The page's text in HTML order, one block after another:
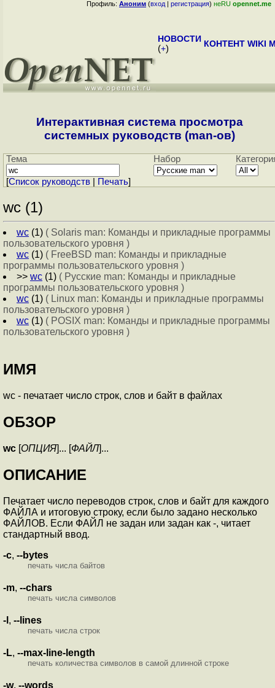
Профиль: Аноним (вход | регистрация) неRU opennet.me
НОВОСТИ
(+) КОНТЕНТ WIKI
Интерактивная система просмотра
системных руководств (man-ов)
Тема Набор
[Cписок руководств Печать]
wc (1)
wc (1) ( Solaris man: Команды и прикладные программы
пользовательского уровня )
wc (1) ( FreeBSD man: Команды и прикладные
программы пользовательского уровня )
>> wc (1) ( Русские man: Команды и прикладные
программы пользовательского уровня )
wc (1) ( Linux man: Команды и прикладные программы
пользовательского уровня )
wc (1) ( POSIX man: Команды и прикладные программы
пользовательского уровня )
ИМЯ
wc - печатает число строк, слов и байт в файлах
ОБЗОР
wc [ОПЦИЯ]... [ФАЙЛ]...
ОПИСАНИЕ
Печатает число переводов строк, слов и байт для каждого
ФАЙЛА и итоговую строку, если было задано несколько
ФАЙЛОВ. Если ФАЙЛ не задан или задан как -, читает
стандартный ввод.
-c, --bytes
печать числа байтов
-m, --chars
печать числа символов
-l , --lines
печать числа строк
-L, --max-line-length
печать количества символов в самой длинной строке
-w, --words